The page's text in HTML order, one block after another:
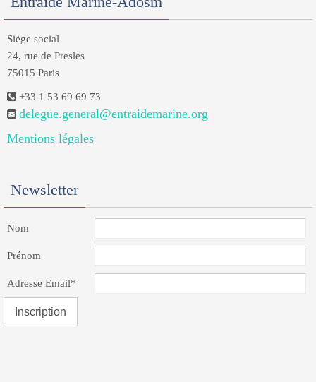
Siège social
24, rue de Presles
75015 Paris
+33 1 53 69 69 73
delegue.general@entraidemarine.org
Mentions légales
Newsletter
Nom
Prénom
Adresse Email*